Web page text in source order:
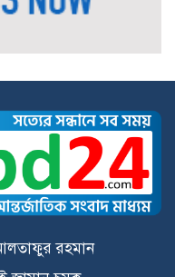
ও গণহত্যার বিচারের
শেষে জুলাই সনদের
রহমান